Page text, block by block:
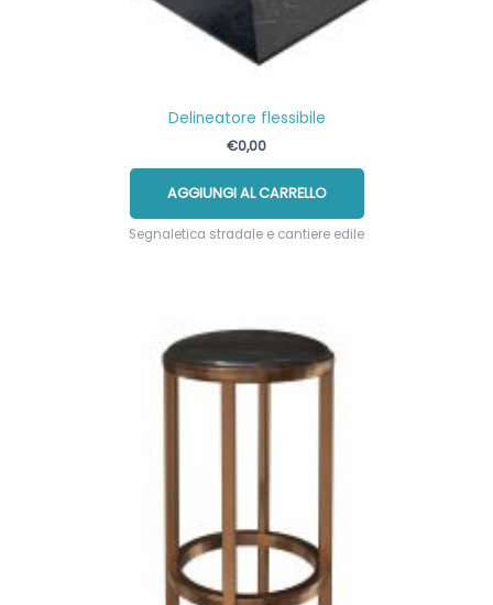
Delineatore flessibile
€0,00
AGGIUNGI AL CARRELLO
Segnaletica stradale e cantiere edile